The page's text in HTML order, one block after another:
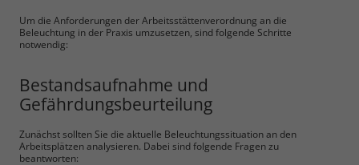
Um die Anforderungen der Arbeitsstättenverordnung an die
Beleuchtung in der Praxis umzusetzen, sind folgende Schritte
notwendig:
Bestandsaufnahme und
Gefährdungsbeurteilung
Zunächst sollten Sie die aktuelle Beleuchtungssituation an den
Arbeitsplätzen analysieren. Dabei sind folgende Fragen zu
beantworten: